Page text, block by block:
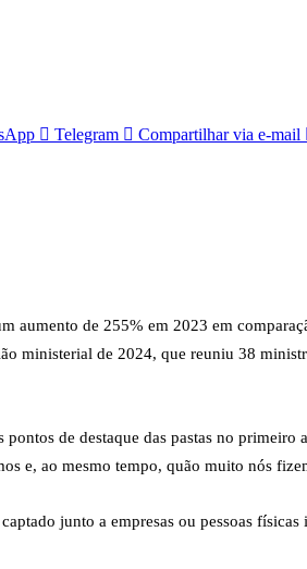
Telegram Compartilhar via e-mail
aumento de 255% em 2023 em
ministerial de 2024, que reuniu 38
de destaque das pastas no primeiro
e, ao mesmo tempo, quão muito nós
junto a empresas ou pessoas